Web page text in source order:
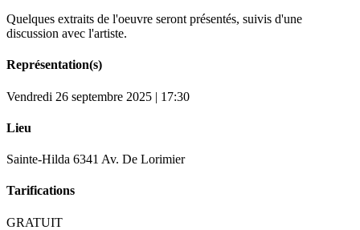
Quelques extraits de l'oeuvre seront présentés, suivis d'une
discussion avec l'artiste.
Représentation(s)
Vendredi 26 septembre 2025 | 17:30
Lieu
Sainte-Hilda 6341 Av. De Lorimier
Tarifications
GRATUIT